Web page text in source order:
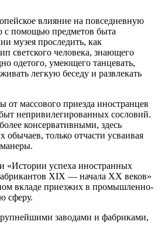
влияние на повседневную
с помощью предметов быта
музея проследить, как
светского человека, знающего
одетого, умеющего танцевать,
легкую беседу и развлекать
от массового приезда иностранцев
непривилегированных сословий.
консервативными, здесь
обычаев, только отчасти усваивая
«Истории успеха иностранных
XIX — начала ХХ веков»
вкладе приезжих в промышленно-
сферу.
заводами и фабриками,